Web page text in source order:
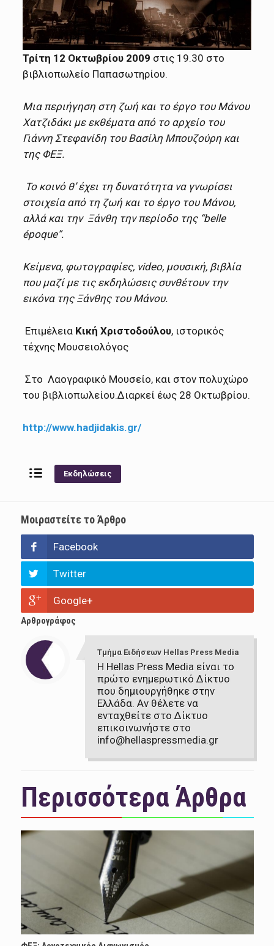
Τρίτη 12 Οκτωβρίου 2009 στις 19.30 στο
βιβλιοπωλείο Παπασωτηρίου.
Μια περιήγηση στη ζωή και το έργο του Μάνου
Χατζιδάκι με εκθέματα από το αρχείο του
Γιάννη Στεφανίδη του Βασίλη Μπουζούρη και
της ΦΕΞ.
Το κοινό θ’ έχει τη δυνατότητα να γνωρίσει
στοιχεία από τη ζωή και το έργο του Μάνου,
αλλά και την Ξάνθη την περίοδο της “belle
époque”.
Κείμενα, φωτογραφίες, video, μουσική, βιβλία
που μαζί με τις εκδηλώσεις συνθέτουν την
εικόνα της Ξάνθης του Μάνου.
Επιμέλεια Κική Χριστοδούλου, ιστορικός
τέχνης Μουσειολόγος
Στο Λαογραφικό Μουσείο, και στον πολυχώρο
του βιβλιοπωλείου.Διαρκεί έως 28 Οκτωβρίου.
http://www.hadjidakis.gr/
Εκδηλώσεις
Μοιραστείτε το Άρθρο
Facebook
Twitter
Google+
Αρθρογράφος
Τμήμα Ειδήσεων Hellas Press Media
Η Hellas Press Media είναι το
πρώτο ενημερωτικό Δίκτυο
που δημιουργήθηκε στην
Ελλάδα. Αν θέλετε να
ενταχθείτε στο Δίκτυο
επικοινωνήστε στο
info@hellaspressmedia.gr
Περισσότερα Άρθρα